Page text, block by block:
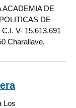
DE
DE
V- 15.613.691
Charallave,
Los